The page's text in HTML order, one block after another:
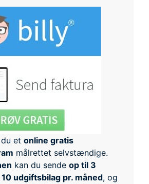
et online gratis
målrettet selvstændige.
kan du sende op til 3
udgiftsbilag pr. måned, og